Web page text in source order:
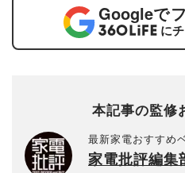
Googleで
に
本記事の監修
最新家電おすすめ
家電批評編集